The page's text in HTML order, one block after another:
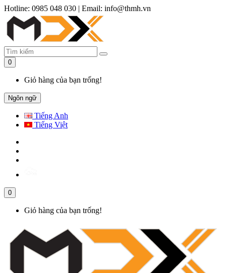
Hotline: 0985 048 030 | Email: info@thmh.vn
0
Giỏ hàng của bạn trống!
Ngôn ngữ
Tiếng Anh
Tiếng Việt
0
Giỏ hàng của bạn trống!